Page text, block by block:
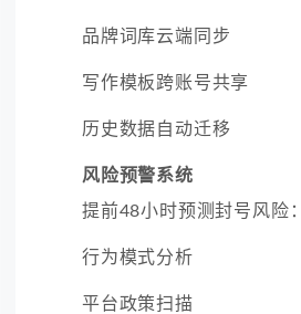
品牌词库云端同步
写作模板跨账号共享
历史数据自动迁移
风险预警系统
提前48小时预测封号风险：
行为模式分析
平台政策扫描